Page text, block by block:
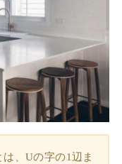
、Uの字の1辺ま